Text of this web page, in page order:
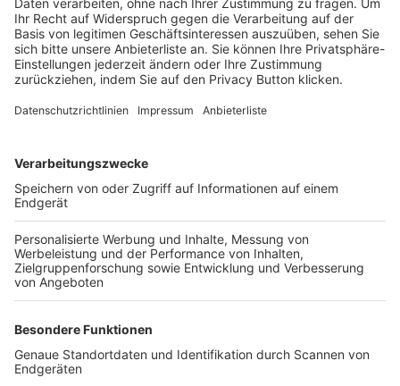
Trainerbörse
Login SpielPlus
FOLGE DEM BFV
TOP-VEREINE
TOP-PARTNER